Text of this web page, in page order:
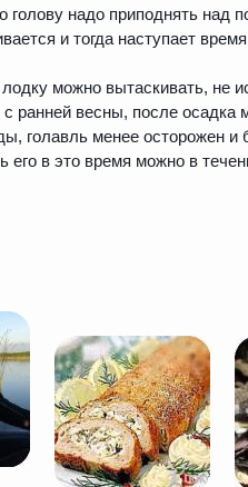
голову надо приподнять над
и тогда наступает
можно вытаскивать, не
с ранней весны, после осадка
голавль менее осторожен и
его в это время можно в